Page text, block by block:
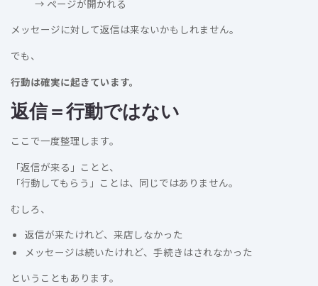
→ ページが開かれる
メッセージに対して返信は来ないかもしれません。
でも、
行動は確実に起きています。
返信＝行動ではない
ここで一度整理します。
「返信が来る」ことと、
「行動してもらう」ことは、同じではありません。
むしろ、
返信が来たけれど、来店しなかった
メッセージは続いたけれど、手続きはされなかった
ということもあります。